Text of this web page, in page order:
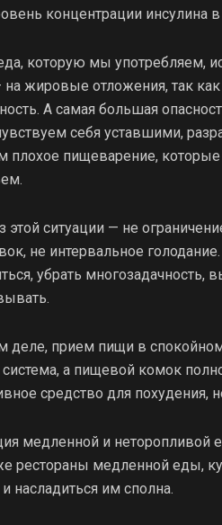
концентрации
которую мы употребляем,
на жировые отложения, так как
А самая большая
себя уставшими,
плохое пищеварение,
этой ситуации — не
не интервальное
убрать
деле, прием пищи в спокойном
система, а пищевой комок
средство для похудения,
медленной и неторопливой
рестораны медленной еды,
насладиться им сполна.